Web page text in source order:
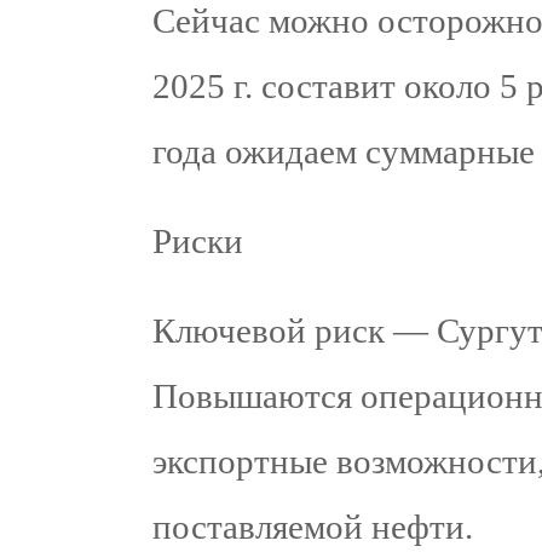
Сейчас можно
2025 г. составит около 5
года ожидаем
Риски
Ключевой риск —
Повышаются
экспортные
поставляемой нефти.